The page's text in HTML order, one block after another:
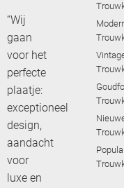
“Wij
gaan
voor het
perfecte
plaatje:
exceptioneel
design,
aandacht
voor
luxe en